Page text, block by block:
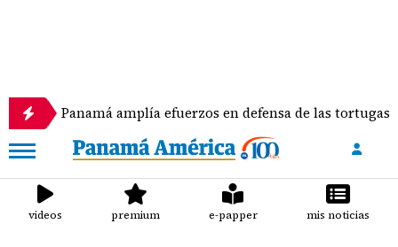
amplía efuerzos en defensa de las tortugas marinas
videos premium e-papper mis noticias